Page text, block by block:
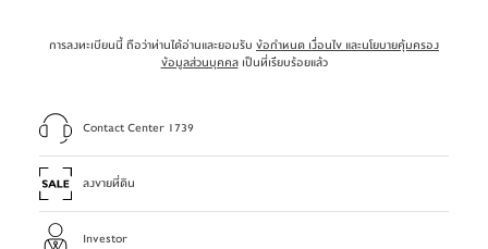
การลงทะเบียนนี้ ถือว่าท่านได้อ่านและยอมรับ ข้อกำหนด เงื่อนไข และนโยบายคุ้มครอง
ข้อมูลส่วนบุคคล เป็นที่เรียบร้อยแล้ว
Contact Center 1739
ลงขายที่ดิน
Investor